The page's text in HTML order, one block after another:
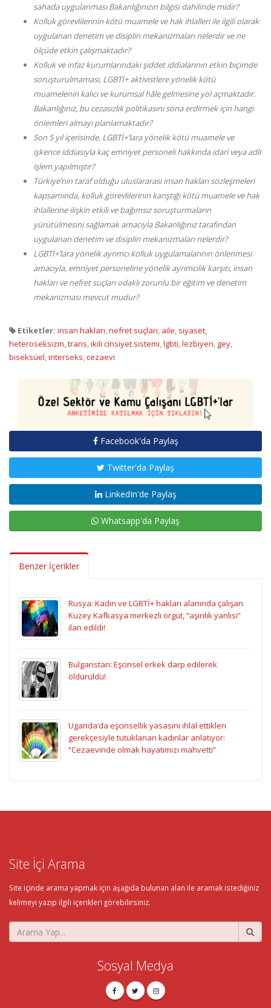
sahada uygulanması Bakanlığınızın bilgisi dahilinde midir?
Kolluk görevlilerinin kötü muamele ve hak ihlalleri ile ilgili olarak
uygulanan denetim ve disiplin mekanizmaları nelerdir ve ne
ölçüde etkin çalışmaktadır?
Kolluk ve infaz kurumlarındaki şiddet iddialarının etkin biçimde
soruşturulmaması, LGBTİ+ aktivistlere yönelik kötü
muamelenin kalıcı ve kurumsal hâle gelmesine yol açmaktadır.
Bakanlığınız, bu cezasızlık politikasını sona erdirmek için hangi
önlemleri almayı planlamaktadır?
Son 5 yıl içerisinde, LGBTİ+’lara yönelik kötü muamele ve
işkence iddiasıyla kaç emniyet personeli hakkında idari veya adli
işlem yapılmıştır?
Türkiye’nin taraf olduğu uluslararası insan hakları sözleşmeleri
kapsamında, kolluk görevlilerinin karıştığı kötü muamele ve hak
ihlallerine ilişkin etkili ve bağımsız soruşturmaların
yürütülmesini sağlamak amacıyla Bakanlığınız tarafından
uygulanan denetim ve disiplin mekanizmaları nelerdir?
LGBTİ+’lara yönelik ayrımcı kolluk uygulamalarının önlenmesi
amacıyla, emniyet personeline yönelik ayrımcılık karşıtı, insan
hakları ve nefret suçları odaklı zorunlu bir eğitim ve denetim
mekanizması mevcut mudur?
Etiketler: insan hakları,nefret suçları, aile, siyaset,
heteroseksizm,trans,ikili cinsiyet sistemi,lgbti,lezbiyen, gey,
biseksüel,interseks,cezaevi
Facebook'da Paylaş
Twitter'da Paylaş
LinkedIn'de Paylaş
Whatsapp'da Paylaş
Benzer İçerikler
Rusya: Kadın ve LGBTİ+ hakları alanında çalışan
Kuzey Kafkasya merkezli örgüt, “aşırılık yanlısı”
ilan edildi!
Bulgaristan: Eşcinsel erkek darp edilerek
öldürüldü!
Uganda’da eşcinsellik yasasını ihlal ettikleri
gerekçesiyle tutuklanan kadınlar anlatıyor:
“Cezaevinde olmak hayatımızı mahvetti”
Site İçi Arama
Site içinde arama yapmak için aşağıda bulunan alan ile aramak istediğiniz
kelimeyi yazıp ilgili içerikleri görebilirsiniz.
Sosyal Medya